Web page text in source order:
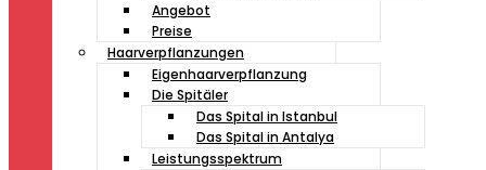
Angebot
Preise
Haarverpflanzungen
Eigenhaarverpflanzung
Die Spitäler
Das Spital in Istanbul
Das Spital in Antalya
Leistungsspektrum